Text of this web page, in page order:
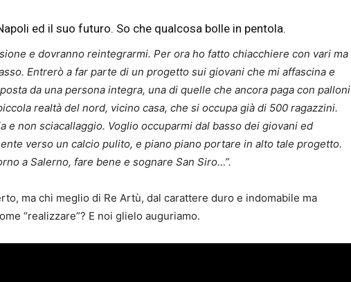
ed il suo futuro. So che qualcosa bolle in pentola.
e dovranno reintegrarmi. Per ora ho fatto chiacchiere con vari ma
Entrerò a far parte di un progetto sui giovani che mi affascina e
da una persona integra, una di quelle che ancora paga con palloni
realtà del nord, vicino casa, che si occupa già di 500 ragazzini.
e non sciacallaggio. Voglio occuparmi dal basso dei giovani ed
verso un calcio pulito, e piano piano portare in alto tale progetto.
a Salerno, fare bene e sognare San Siro…”.
ma chi meglio di Re Artù, dal carattere duro e indomabile ma
“realizzare”? E noi glielo auguriamo.